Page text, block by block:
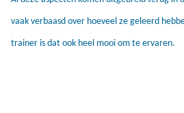
vaak verbaasd over hoeveel ze geleerd
trainer is dat ook heel mooi om te ervaren.